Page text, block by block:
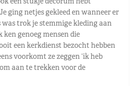
ging netjes gekleed en wanneer er
was trok je stemmige kleding aan
ken genoeg mensen die
een kerkdienst bezocht hebben
voorkomt ze zeggen ‘ik heb
aan te trekken voor de